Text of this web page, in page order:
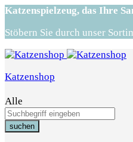
Katzenspielzeug, das Ihre
Stöbern Sie durch unser
Katzenshop
Alle
suchen